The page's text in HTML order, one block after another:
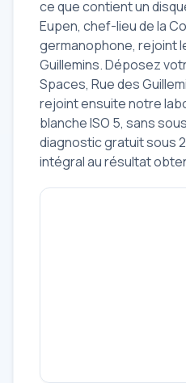
ce que contient un
Eupen, chef-lieu de la
germanophone, rejoint
Guillemins. Déposez
Spaces, Rue des
rejoint ensuite notre
blanche ISO 5, sans
diagnostic gratuit sous
intégral au résultat